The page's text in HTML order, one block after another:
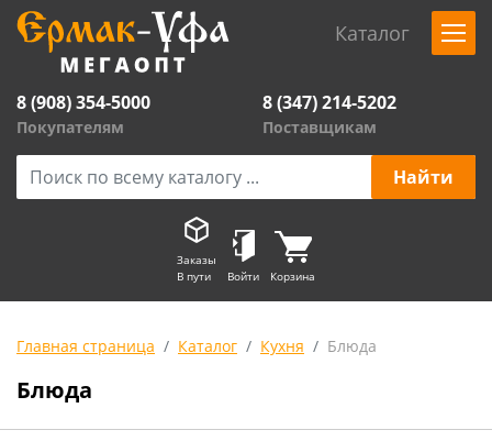
Каталог
8 (908) 354-5000
Покупателям
8 (347) 214-5202
Поставщикам
Заказы
В пути
Войти Корзина
Главная страница Каталог Кухня Блюда
Блюда